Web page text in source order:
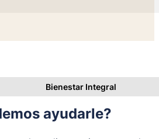
Bienestar Integral
ayudarle?